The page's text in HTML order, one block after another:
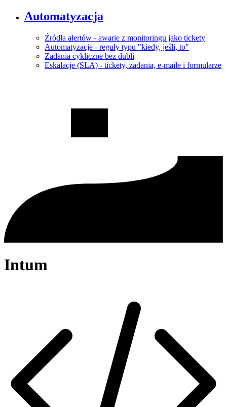
Automatyzacja
Źródła alertów - awarie z monitoringu jako tickety
Automatyzacje - reguły typu "kiedy, jeśli, to"
Zadania cykliczne bez dubli
Eskalacje (SLA) - tickety, zadania, e-maile i formularze
Intum